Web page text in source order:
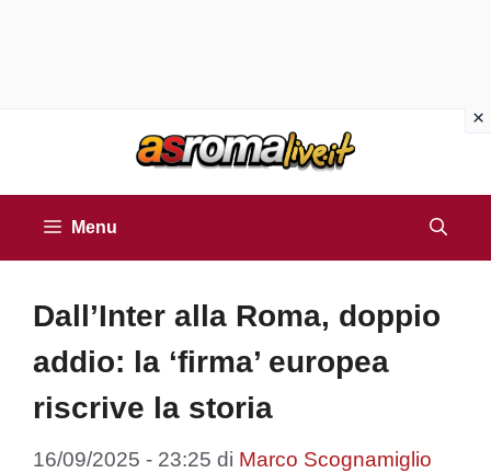
Menu
Dall’Inter alla Roma, doppio
addio: la ‘firma’ europea
riscrive la storia
16/09/2025 - 23:25 di Marco Scognamiglio